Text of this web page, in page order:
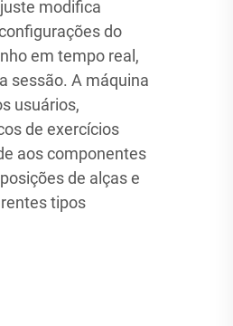
modifica
do
em tempo real,
sessão. A máquina
usuários,
de exercícios
aos componentes
de alças e
tipos